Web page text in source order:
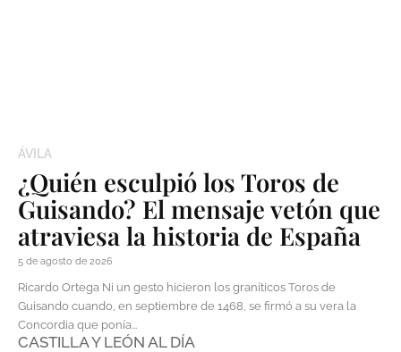
ÁVILA
¿Quién esculpió los Toros de
Guisando? El mensaje vetón que
atraviesa la historia de España
5 de agosto de 2026
Ricardo Ortega Ni un gesto hicieron los graníticos Toros de
Guisando cuando, en septiembre de 1468, se firmó a su vera la
Concordia que ponía...
CASTILLA Y LEÓN AL DÍA